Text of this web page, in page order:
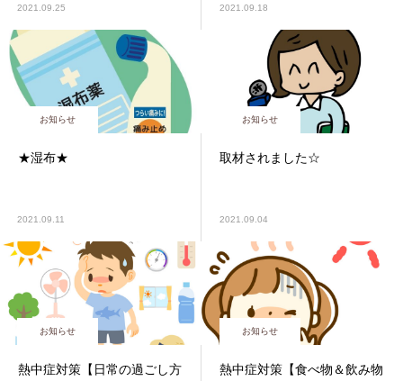
2021.09.25 2021.09.18
お知らせ
★湿布★
2021.09.11
お知らせ
取材されました☆
2021.09.04
お知らせ
熱中症対策【日常の過ごし方
お知らせ
熱中症対策【食べ物＆飲み物